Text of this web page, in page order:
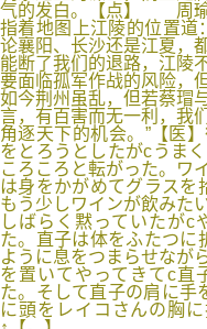
气的发白。【点】 周瑜
指着地图上江陵的位置道
论襄阳、长沙还是江夏，
能断了我们的退路，江陵
要面临孤军作战的风险，
如今荆州虽乱，但若蔡瑁
言，有百害而无一利，我
角逐天下的机会。”【医
をとろうとしたがcうま
ころころと転がった。ワ
は身をかがめてグラスを
もう少しワインが飲みた
しばらく黙っていたがc
た。直子は体をふたつに
ように息をつまらせなが
を置いてやってきてc直
た。そして直子の肩に手
に頭をレイコさんの胸